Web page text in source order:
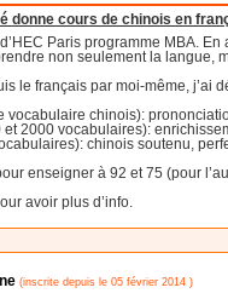
donne cours de chinois en
Paris programme MBA.
non seulement la langue,
le français par moi-même, j’ai
vocabulaire chinois):
et 2000 vocabulaires):
chinois soutenu,
enseigner à 92 et 75 (pour
avoir plus d’info.
(inscrite depuis le 05 février 2014 )